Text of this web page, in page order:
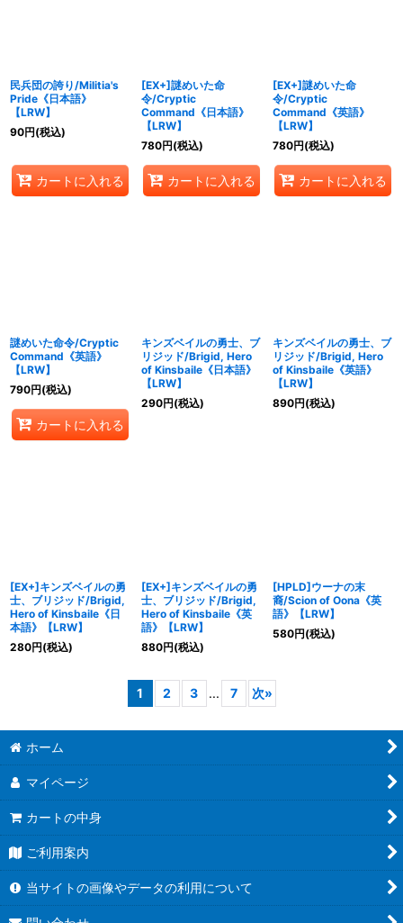
民兵団の誇り/Militia's
Pride《日本語》
【LRW】
90円(税込)
カートに入れる
[EX+]謎めいた命
令/Cryptic
Command《日本語》
【LRW】
780円(税込)
カートに入れる
[EX+]謎めいた命
令/Cryptic
Command《英語》
【LRW】
780円(税込)
カートに入れる
謎めいた命令/Cryptic
Command《英語》
【LRW】
790円(税込)
カートに入れる
キンズベイルの勇士、ブ
リジッド/Brigid, Hero
of Kinsbaile《日本語》
【LRW】
290円(税込)
キンズベイルの勇士、ブ
リジッド/Brigid, Hero
of Kinsbaile《英語》
【LRW】
890円(税込)
[EX+]キンズベイルの勇
士、ブリジッド/Brigid,
Hero of Kinsbaile《日
本語》【LRW】
280円(税込)
[EX+]キンズベイルの勇
士、ブリジッド/Brigid,
Hero of Kinsbaile《英
語》【LRW】
880円(税込)
[HPLD]ウーナの末
裔/Scion of Oona《英
語》【LRW】
580円(税込)
1 2 3 ... 7 次»
ホーム
マイページ
カートの中身
ご利用案内
当サイトの画像やデータの利用について